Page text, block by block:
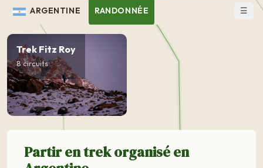
ARGENTINE RANDONNÉE ☰
Trek Fitz Roy
8 circuits
Partir en trek organisé en